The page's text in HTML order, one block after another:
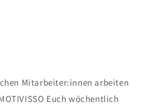
Mitarbeiter:innen arbeiten
Euch wöchentlich